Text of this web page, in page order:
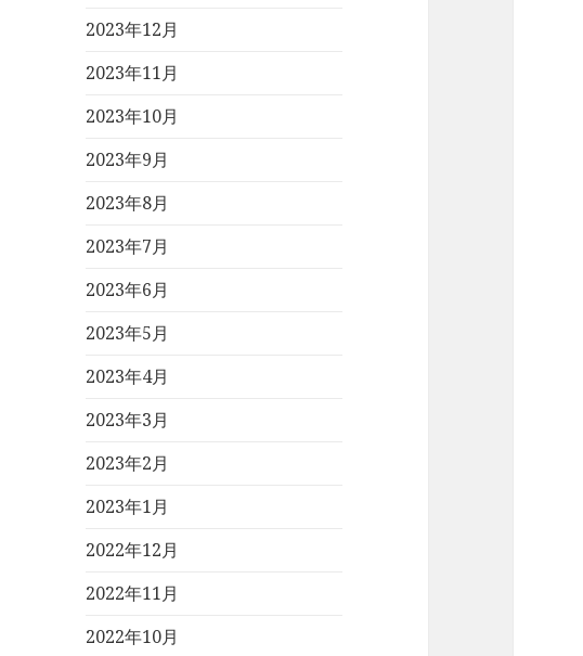
2023年12月
2023年11月
2023年10月
2023年9月
2023年8月
2023年7月
2023年6月
2023年5月
2023年4月
2023年3月
2023年2月
2023年1月
2022年12月
2022年11月
2022年10月